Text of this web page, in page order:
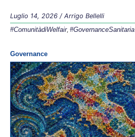
Luglio 14, 2026 / Arrigo Bellelli
#ComunitàdiWelfair, #GovernanceSanitaria
Governance